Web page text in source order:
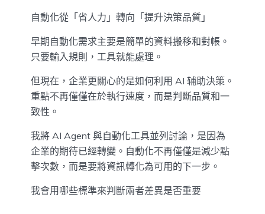
自動化從「省人力」轉向「提升決策品質」
早期自動化需求主要是簡單的資料搬移和對帳。
只要輸入規則，工具就能處理。
但現在，企業更關心的是如何利用 AI 辅助決策。
重點不再僅僅在於執行速度，而是判斷品質和一
致性。
我將 AI Agent 與自動化工具並列討論，是因為
企業的期待已經轉變。自動化不再僅僅是減少點
擊次數，而是要將資訊轉化為可用的下一步。
我會用哪些標準來判斷兩者差異是否重要